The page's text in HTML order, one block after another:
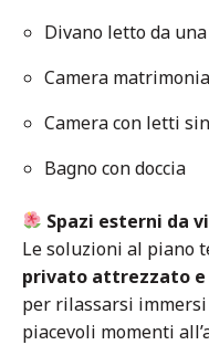
Divano letto da
Camera
Camera con letti
Bagno con doccia
Spazi esterni da
Le soluzioni al piano
privato attrezzato e
per rilassarsi
piacevoli momenti